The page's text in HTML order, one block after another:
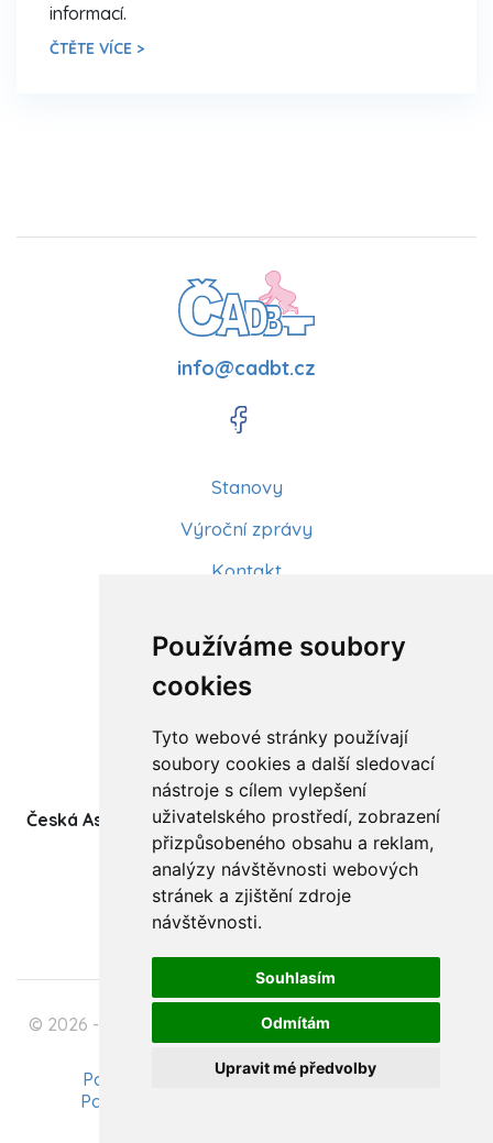
Používáme soubory
cookies
Tyto webové stránky používají
soubory cookies a další sledovací
nástroje s cílem vylepšení
uživatelského prostředí, zobrazení
přizpůsobeného obsahu a reklam,
analýzy návštěvnosti webových
stránek a zjištění zdroje
návštěvnosti.
Souhlasím
Odmítám
Upravit mé předvolby
informací.
ČTĚTE VÍCE >
info@cadbt.cz
Stanovy
Výroční zprávy
Kontakt
Články
Kurzy a workshopy
Sídlo ČADBT
Česká Asociace Dětských Bobath Terapeutů spolek
(z.s.)
Ukrajinská 1534
708 00 Ostrava-Poruba
© 2026 - Česká Asociace Dětských Bobath Terapeutů
spolek (z.s.)
Podmínky zpracování osobních údajů
Pavel Szabo - Tvorba webových stránek